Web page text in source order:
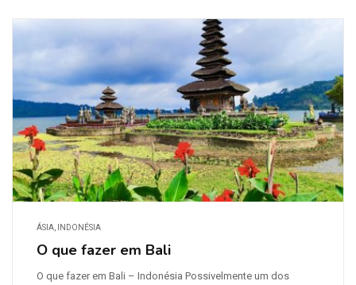
ÁSIA INDONÉSIA
O que fazer em Bali
O que fazer em Bali – Indonésia Possivelmente um dos